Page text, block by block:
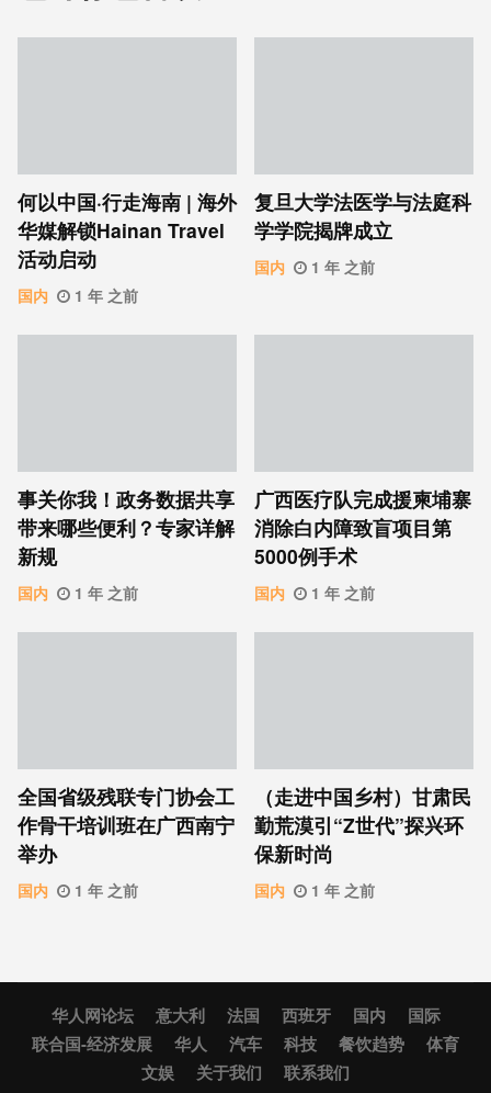
何以中国·行走海南 | 海外
华媒解锁Hainan Travel
活动启动
国内 1 年 之前
复旦大学法医学与法庭科
学学院揭牌成立
国内 1 年 之前
事关你我！政务数据共享
带来哪些便利？专家详解
新规
国内 1 年 之前
广西医疗队完成援柬埔寨
消除白内障致盲项目第
5000例手术
国内 1 年 之前
全国省级残联专门协会工
作骨干培训班在广西南宁
举办
国内 1 年 之前
（走进中国乡村）甘肃民
勤荒漠引“Z世代”探兴环
保新时尚
国内 1 年 之前
华人网论坛 意大利 法国 西班牙 国内
国际
联合国-经济发展
华人 汽车 科技 餐饮趋势
体育
文娱
关于我们 联系我们